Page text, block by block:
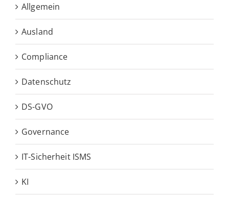
Allgemein
Ausland
Compliance
Datenschutz
DS-GVO
Governance
IT-Sicherheit ISMS
KI